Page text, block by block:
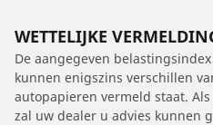
WETTELIJKE
De aangegeven
kunnen enigszins verschillen
autopapieren vermeld staat.
zal uw dealer u advies kunnen